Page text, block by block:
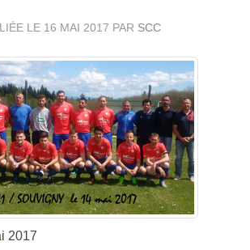
LE 16 MAI 2017 PAR SCC
2017